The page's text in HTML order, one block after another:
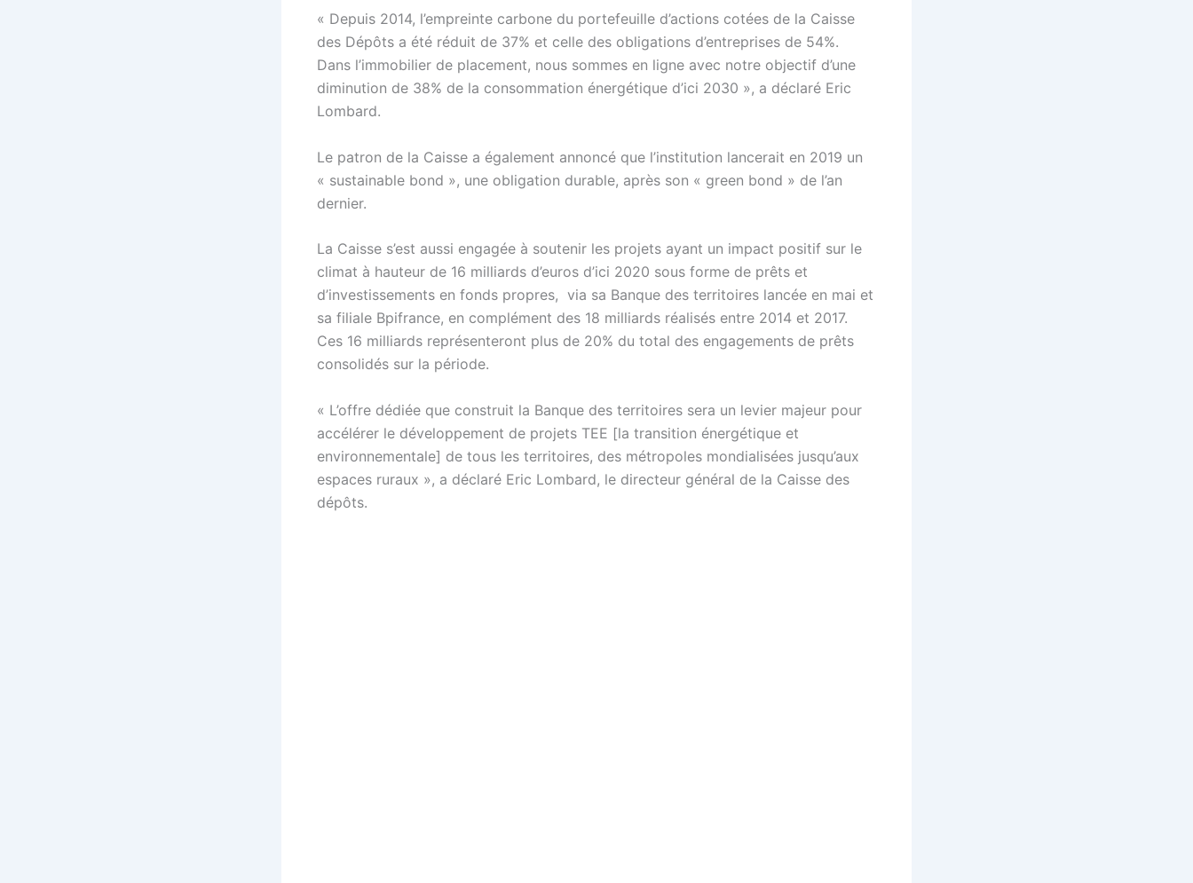
« Depuis 2014, l’empreinte carbone du portefeuille d’actions cotées de la Caisse
des Dépôts a été réduit de 37% et celle des obligations d’entreprises de 54%.
Dans l’immobilier de placement, nous sommes en ligne avec notre objectif d’une
diminution de 38% de la consommation énergétique d’ici 2030 », a déclaré Eric
Lombard.
Le patron de la Caisse a également annoncé que l’institution lancerait en 2019 un
« sustainable bond », une obligation durable, après son « green bond » de l’an
dernier.
La Caisse s’est aussi engagée à soutenir les projets ayant un impact positif sur le
climat à hauteur de 16 milliards d’euros d’ici 2020 sous forme de prêts et
d’investissements en fonds propres, via sa Banque des territoires lancée en mai et
sa filiale Bpifrance, en complément des 18 milliards réalisés entre 2014 et 2017.
Ces 16 milliards représenteront plus de 20% du total des engagements de prêts
consolidés sur la période.
« L’offre dédiée que construit la Banque des territoires sera un levier majeur pour
accélérer le développement de projets TEE [la transition énergétique et
environnementale] de tous les territoires, des métropoles mondialisées jusqu’aux
espaces ruraux », a déclaré Eric Lombard, le directeur général de la Caisse des
dépôts.